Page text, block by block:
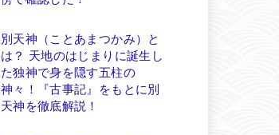
別天神（ことあまつかみ）と
は？ 天地のはじまりに誕生し
た独神で身を隠す五柱の
神々！『古事記』をもとに別
天神を徹底解説！